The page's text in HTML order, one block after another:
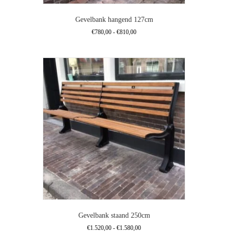
Gevelbank hangend 127cm
€780,00 - €810,00Prijsklasse:
€810,00
heeft
meerdere
variaties.
Deze
optie
kan
gekozen
worden
op
de
productpagina
Gevelbank staand 250cm
€1.520,00 - €1.580,00Prijsklasse: